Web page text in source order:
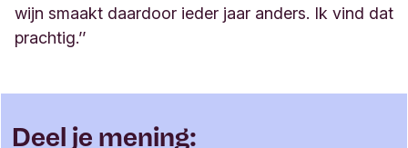
wijn smaakt daardoor ieder jaar anders. Ik vind dat
prachtig.’’
Deel je mening: